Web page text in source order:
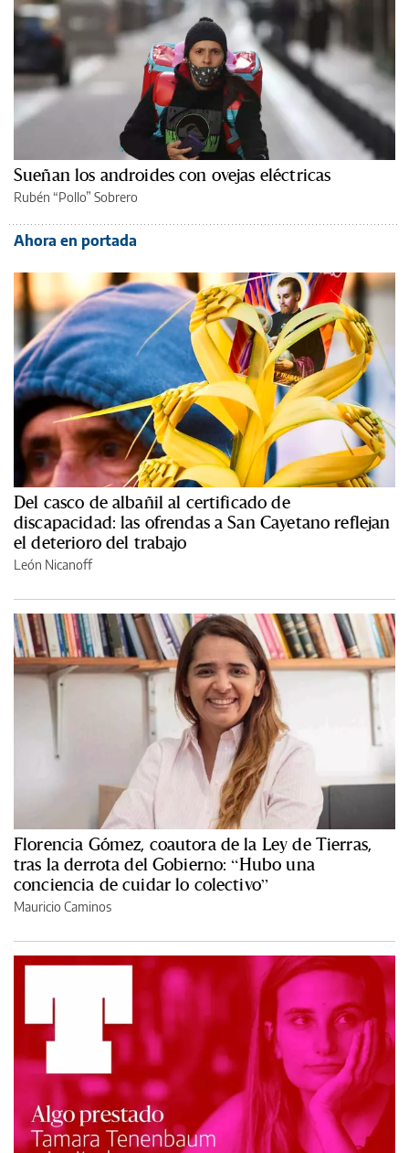
Sueñan los androides con ovejas eléctricas
Rubén “Pollo” Sobrero
Ahora en portada
Del casco de albañil al certificado de
discapacidad: las ofrendas a San Cayetano reflejan
el deterioro del trabajo
León Nicanoff
Florencia Gómez, coautora de la Ley de Tierras,
tras la derrota del Gobierno: “Hubo una
conciencia de cuidar lo colectivo”
Mauricio Caminos